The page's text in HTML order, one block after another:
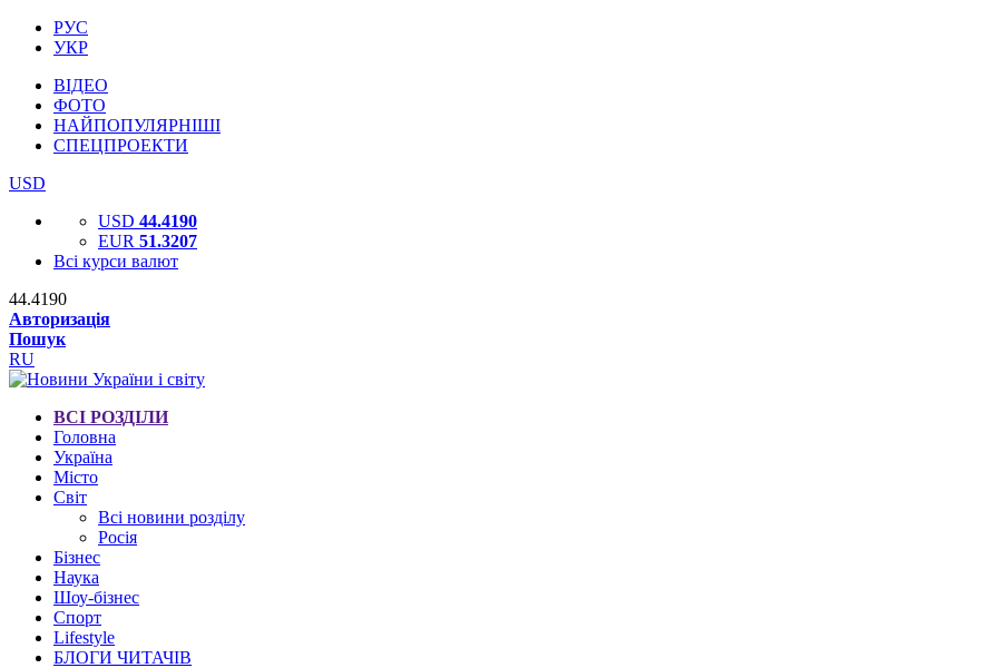
РУС
УКР
ВІДЕО
ФОТО
НАЙПОПУЛЯРНІШІ
СПЕЦПРОЕКТИ
USD
USD 44.4190
EUR 51.3207
Всі курси валют
44.4190
Авторизація
Пошук
RU
ВСІ РОЗДІЛИ
Головна
Україна
Місто
Світ
Всі новини розділу
Росія
Бізнес
Наука
Шоу-бізнес
Спорт
Lifestyle
БЛОГИ ЧИТАЧІВ